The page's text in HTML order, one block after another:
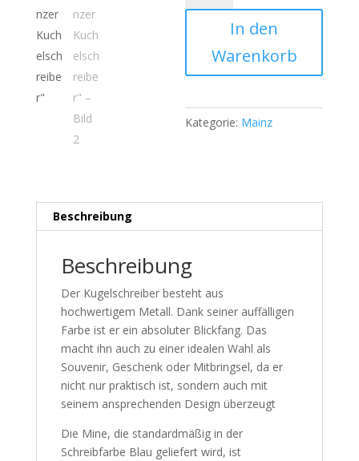
rot
Kuchelschreiber"
In den
Warenkorb
Kategorie: Mainz
Beschreibung
Beschreibung
Der Kugelschreiber besteht aus
hochwertigem Metall. Dank seiner auffälligen
Farbe ist er ein absoluter Blickfang. Das
macht ihn auch zu einer idealen Wahl als
Souvenir, Geschenk oder Mitbringsel, da er
nicht nur praktisch ist, sondern auch mit
seinem ansprechenden Design überzeugt
Die Mine, die standardmäßig in der
Schreibfarbe Blau geliefert wird, ist